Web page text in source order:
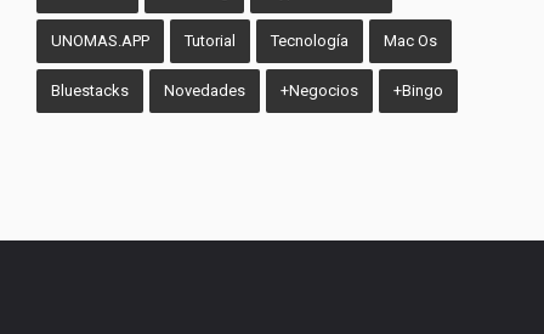
UNOMAS.APP Tutorial Tecnología Mac Os
Bluestacks Novedades +Negocios +Bingo